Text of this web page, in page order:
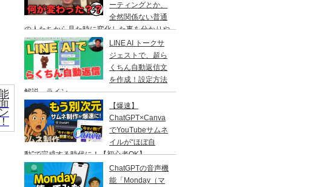
ーティングとか、
全然関係ない普通
の人たちから見た時に変化した事を分かりや
すく解説！
LINE AI トークサ
ジェストで、超ら
くちん自動返信文
を作成！設定方法
解説 ライン
【爆速】
ChatGPT×Canva
でYouTubeサムネ
イルが“ほぼ自
動”で完成する時代に！【初心者OK】
ChatGPTの音声機
能「Monday（マ